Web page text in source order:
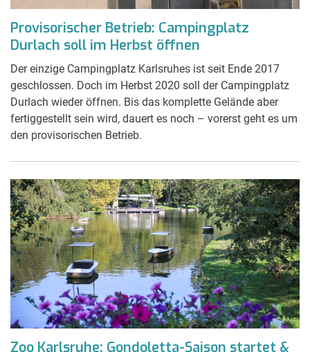
Provisorischer Betrieb: Campingplatz
Durlach soll im Herbst öffnen
Der einzige Campingplatz Karlsruhes ist seit Ende 2017
geschlossen. Doch im Herbst 2020 soll der Campingplatz
Durlach wieder öffnen. Bis das komplette Gelände aber
fertiggestellt sein wird, dauert es noch – vorerst geht es um
den provisorischen Betrieb.
Zoo Karlsruhe: Gondoletta-Saison startet &